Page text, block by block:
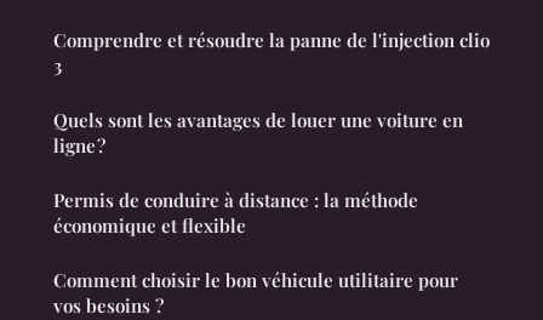
Comprendre et résoudre la panne de l'injection clio
3
Quels sont les avantages de louer une voiture en
ligne ?
Permis de conduire à distance : la méthode
économique et flexible
Comment choisir le bon véhicule utilitaire pour
vos besoins ?